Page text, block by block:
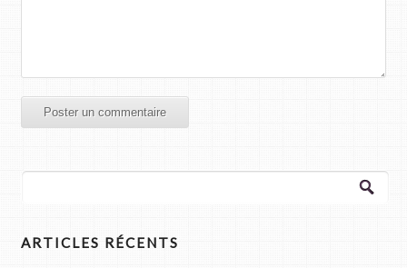
Rechercher :
ARTICLES RÉCENTS